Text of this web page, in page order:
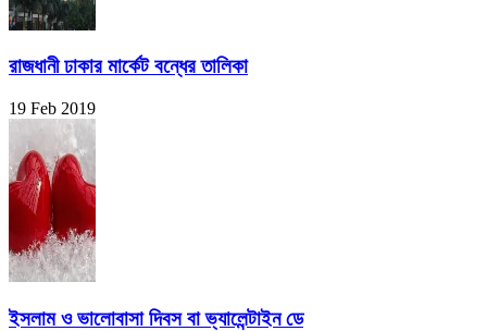
রাজধানী ঢাকার মার্কেট বন্ধের তালিকা
19 Feb 2019
ইসলাম ও ভালোবাসা দিবস বা ভ্যালেন্টাইন ডে